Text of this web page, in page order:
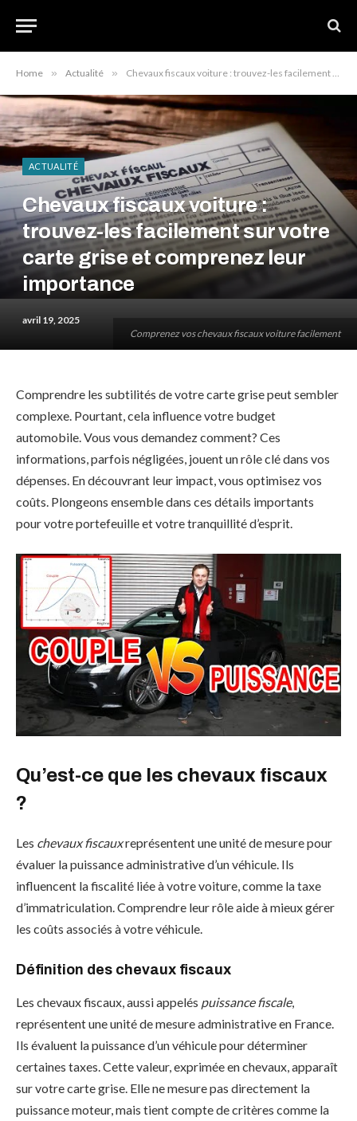
Home » Actualité » Chevaux fiscaux voiture : trouvez-les facilement sur votre carte grise et comprenez leur importance
Comprenez vos chevaux fiscaux voiture facilement
ACTUALITÉ
Chevaux fiscaux voiture :
trouvez-les facilement sur votre
carte grise et comprenez leur
importance
avril 19, 2025
Comprendre les subtilités de votre carte grise peut sembler
complexe. Pourtant, cela influence votre budget
automobile. Vous vous demandez comment? Ces
informations, parfois négligées, jouent un rôle clé dans vos
dépenses. En découvrant leur impact, vous optimisez vos
coûts. Plongeons ensemble dans ces détails importants
pour votre portefeuille et votre tranquillité d’esprit.
Qu’est-ce que les chevaux fiscaux
?
Les chevaux fiscauxreprésentent une unité de mesure pour
évaluer la puissance administrative d’un véhicule. Ils
influencent la fiscalité liée à votre voiture, comme la taxe
d’immatriculation. Comprendre leur rôle aide à mieux gérer
les coûts associés à votre véhicule.
Définition des chevaux fiscaux
Les chevaux fiscaux, aussi appelés puissance fiscale,
représentent une unité de mesure administrative en France.
Ils évaluent la puissance d’un véhicule pour déterminer
certaines taxes. Cette valeur, exprimée en chevaux, apparaît
sur votre carte grise. Elle ne mesure pas directement la
puissance moteur, mais tient compte de critères comme la